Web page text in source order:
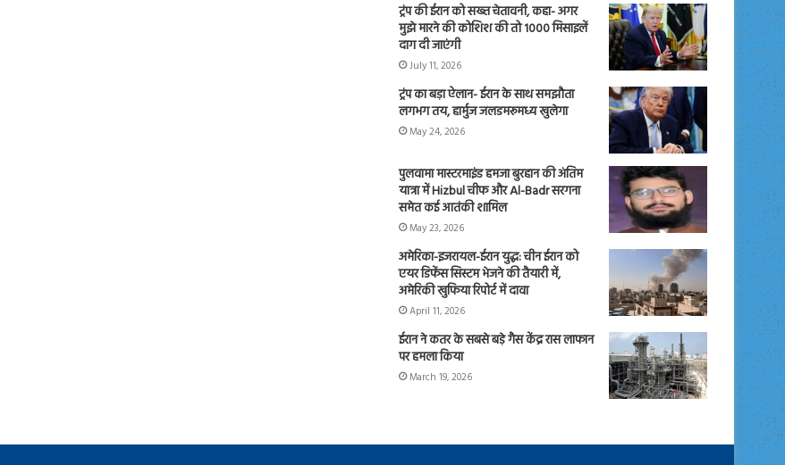
ट्रंप की ईरान को सख्त चेतावनी, कहा- अगर
मुझे मारने की कोशिश की तो 1000 मिसाइलें
दाग दी जाएंगी
July 11, 2026
ट्रंप का बड़ा ऐलान- ईरान के साथ समझौता
लगभग तय, हार्मुज जलडमरूमध्य खुलेगा
May 24, 2026
पुलवामा मास्टरमाइंड हमजा बुरहान की अंतिम
यात्रा में Hizbul चीफ और Al-Badr सरगना
समेत कई आतंकी शामिल
May 23, 2026
अमेरिका-इजरायल-ईरान युद्ध: चीन ईरान को
एयर डिफेंस सिस्टम भेजने की तैयारी में,
अमेरिकी खुफिया रिपोर्ट में दावा
April 11, 2026
ईरान ने कतर के सबसे बड़े गैस केंद्र रास लाफान
पर हमला किया
March 19, 2026